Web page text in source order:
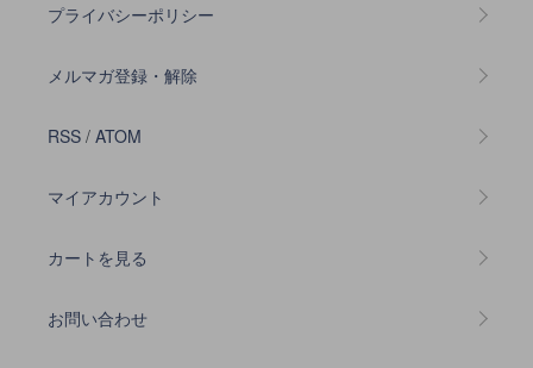
プライバシーポリシー
メルマガ登録・解除
RSS / ATOM
マイアカウント
カートを見る
お問い合わせ